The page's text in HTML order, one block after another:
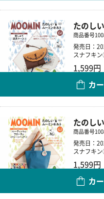
たのし
商品番号
発売日：
スナフキ
1,599円
カ
たのし
商品番号
発売日：
スナフキ
1,599円
カ